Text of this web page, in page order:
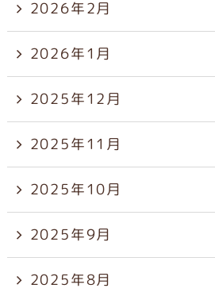
2026年2月
2026年1月
2025年12月
2025年11月
2025年10月
2025年9月
2025年8月